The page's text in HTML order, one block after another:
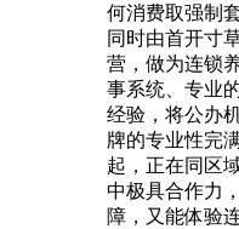
何消费取强制
同时由首开寸
营，做为连锁
事系统、专业
经验，将公办
牌的专业性完
起，正在同区
中极具合作力
障，又能体验